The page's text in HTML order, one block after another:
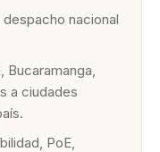
nacional
Bucaramanga,
a ciudades
PoE,